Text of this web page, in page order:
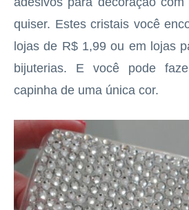
quiser. Estes cristais você
lojas de R$ 1,99 ou em lojas
bijuterias. E você pode
capinha de uma única cor.